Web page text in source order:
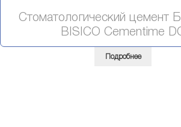
Стоматологический
BISICO Cementime
Подробнее